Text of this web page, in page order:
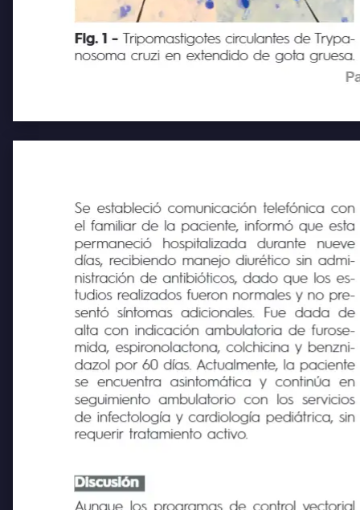
Fig. 1 -Tripomastigotes circulantes de
nosoma cruzi en extendido de gota gruesa.
Se estableció comunicación telefónica con
el familiar de la paciente, informó que esta
permaneció
hospitalizada durante
nueve
días, recibiendo manejo diurético sin admi-
nistración de antibióticos, dado que los es-
tudios realizados fueron normales y no pre-
sentó síntomas adicionales. Fue dada de
alta con indicación ambulatoria de furose-
mida, espironolactona, colchicina y benzni-
dazol por 60 días. Actualmente, la paciente
se encuentra asintomática y continúa
en
seguimiento ambulatorio con los servicios
de infectología y cardiología pediátrica, sin
requerir tratamiento activo.
Discusión